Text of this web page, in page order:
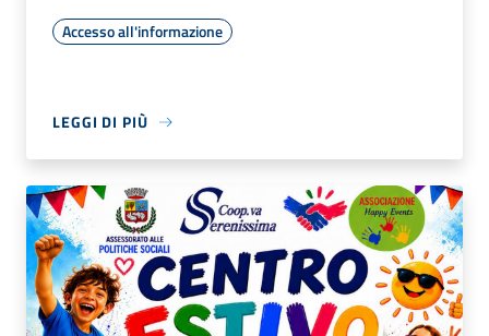
Accesso all'informazione
LEGGI DI PIÙ